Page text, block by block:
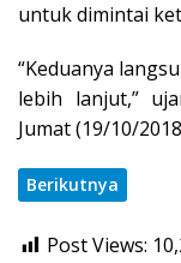
untuk dimintai
“Keduanya
lebih lanjut,”
Jumat (19/10/
Berikutnya
Post Views: